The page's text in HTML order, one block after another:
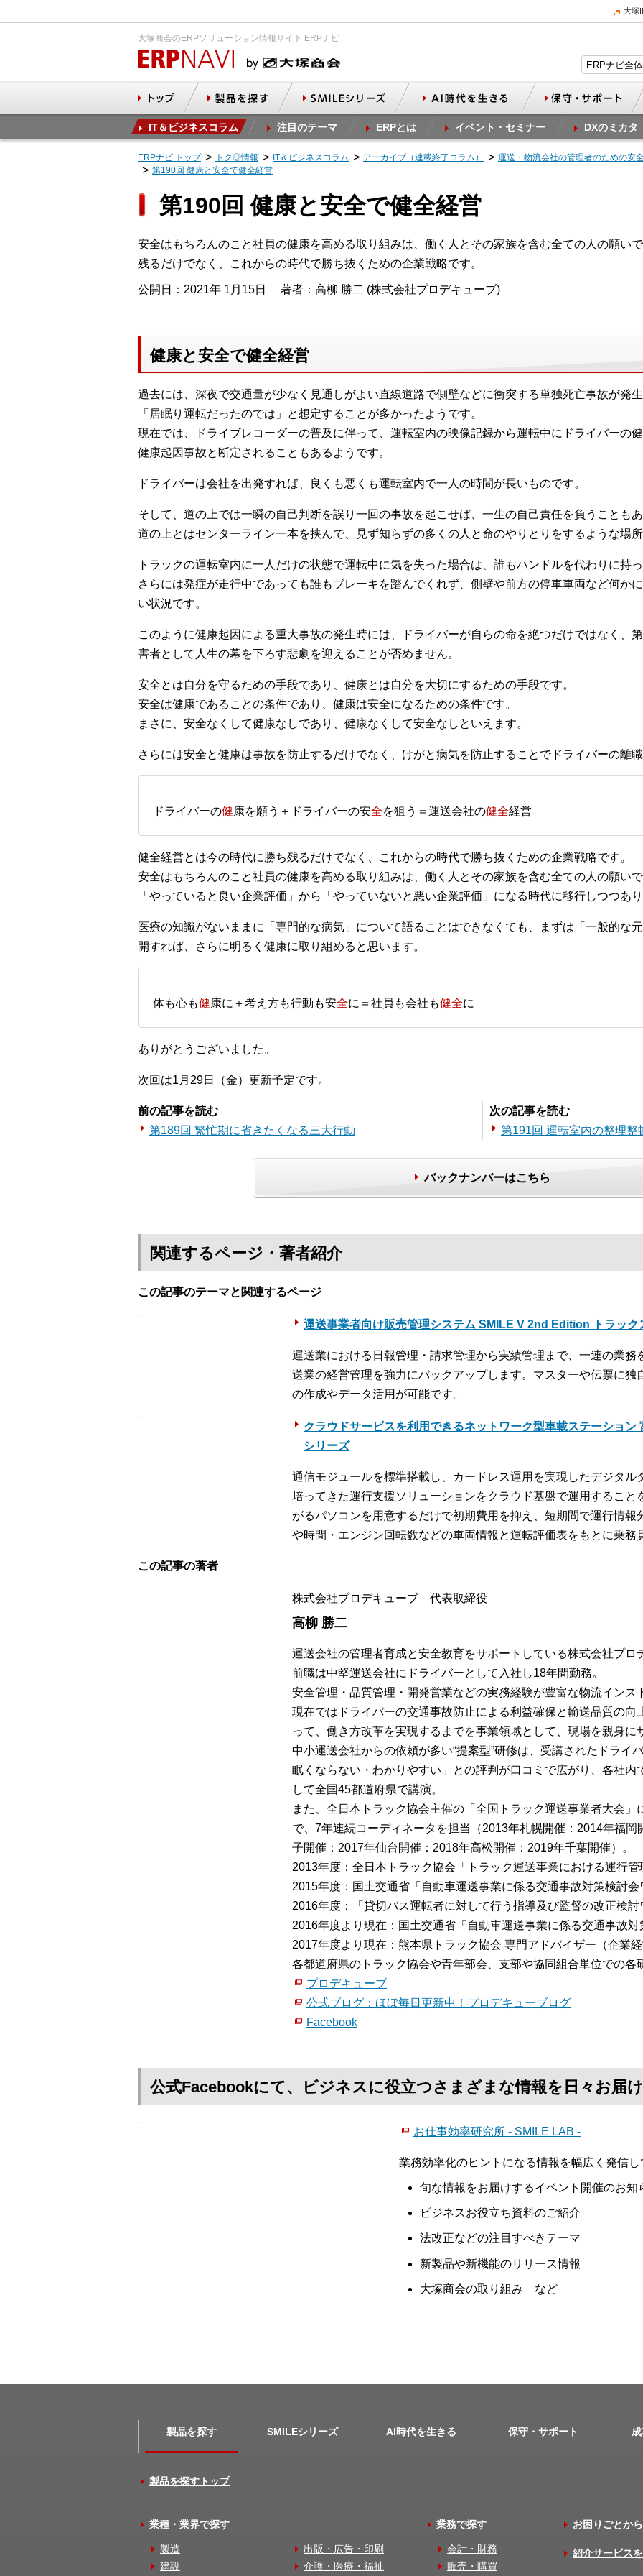
大塚
大塚商会のERPソリューション情報サイト ERPナビ
IT＆ビジネスコラム 注目のテーマ ERPとは イベント・セミナー DXのミカタ
ERPナビ トップ トク◎情報 IT＆ビジネスコラム アーカイブ（連載終了コラム）
運送・物流会社の管理者のための安
第190回 健康と安全で健全経営
第190回 健康と安全で健全経営
安全はもちろんのこと社員の健康を高める取り組みは、働く人とその家族を含む全ての人の願い
残るだけでなく、これからの時代で勝ち抜くための企業戦略です。
公開日：2021年 1月15日 著者：高柳 勝二 (株式会社プロデキューブ)
健康と安全で健全経営
過去には、深夜で交通量が少なく見通しがよい直線道路で側壁などに衝突する単独死亡事故が発
「居眠り運転だったのでは」と想定することが多かったようです。
現在では、ドライブレコーダーの普及に伴って、運転室内の映像記録から運転中にドライバーの
健康起因事故と断定されることもあるようです。
ドライバーは会社を出発すれば、良くも悪くも運転室内で一人の時間が長いものです。
そして、道の上では一瞬の自己判断を誤り一回の事故を起こせば、一生の自己責任を負うこともあ
道の上とはセンターライン一本を挟んで、見ず知らずの多くの人と命のやりとりをするような場所
トラックの運転室内に一人だけの状態で運転中に気を失った場合は、誰もハンドルを代わりに持っ
さらには発症が走行中であっても誰もブレーキを踏んでくれず、側壁や前方の停車車両など何か
い状況です。
このように健康起因による重大事故の発生時には、ドライバーが自らの命を絶つだけではなく、
害者として人生の幕を下ろす悲劇を迎えることが否めません。
安全とは自分を守るための手段であり、健康とは自分を大切にするための手段です。
安全は健康であることの条件であり、健康は安全になるための条件です。
まさに、安全なくして健康なしであり、健康なくして安全なしといえます。
さらには安全と健康は事故を防止するだけでなく、けがと病気を防止することでドライバーの離職
ドライバーの健康を願う＋ドライバーの安全を狙う＝運送会社の健全経営
健全経営とは今の時代に勝ち残るだけでなく、これからの時代で勝ち抜くための企業戦略です。
安全はもちろんのこと社員の健康を高める取り組みは、働く人とその家族を含む全ての人の願い
「やっていると良い企業評価」から「やっていないと悪い企業評価」になる時代に移行しつつあり
医療の知識がないままに「専門的な病気」について語ることはできなくても、まずは「一般的な
開すれば、さらに明るく健康に取り組めると思います。
体も心も健康に＋考え方も行動も安全に＝社員も会社も健全に
ありがとうございました。
次回は1月29日（金）更新予定です。
前の記事を読む
第189回 繁忙期に省きたくなる三大行動
次の記事を読む
第191回 運転室内の整理整
バックナンバーはこちら
関連するページ・著者紹介
この記事のテーマと関連するページ
運送事業者向け販売管理システム SMILE V 2nd Edition トラック
運送業における日報管理・請求管理から実績管理まで、一連の業務
送業の経営管理を強力にバックアップします。マスターや伝票に独
の作成やデータ活用が可能です。
クラウドサービスを利用できるネットワーク型車載ステーション
シリーズ
通信モジュールを標準搭載し、カードレス運用を実現したデジタル
培ってきた運行支援ソリューションをクラウド基盤で運用すること
がるパソコンを用意するだけで初期費用を抑え、短期間で運行情
や時間・エンジン回転数などの車両情報と運転評価表をもとに乗務
この記事の著者
株式会社プロデキューブ 代表取締役
高柳 勝二
運送会社の管理者育成と安全教育をサポートしている株式会社プロ
前職は中堅運送会社にドライバーとして入社し18年間勤務。
安全管理・品質管理・開発営業などの実務経験が豊富な物流インス
現在ではドライバーの交通事故防止による利益確保と輸送品質の向
って、働き方改革を実現するまでを事業領域として、現場を親身に
中小運送会社からの依頼が多い“提案型”研修は、受講されたドライ
眠くならない・わかりやすい」との評判が口コミで広がり、各社内
して全国45都道府県で講演。
また、全日本トラック協会主催の「全国トラック運送事業者大会
で、7年連続コーディネータを担当（2013年札幌開催：2014年福
子開催：2017年仙台開催：2018年高松開催：2019年千葉開催）。
2013年度：全日本トラック協会「トラック運送事業における運行
2015年度：国土交通省「自動車運送事業に係る交通事故対策検討
2016年度：「貸切バス運転者に対して行う指導及び監督の改正検
2016年度より現在：国土交通省「自動車運送事業に係る交通事故対
2017年度より現在：熊本県トラック協会 専門アドバイザー（企業経
各都道府県のトラック協会や青年部会、支部や協同組合単位での各
プロデキューブ
公式ブログ：ほぼ毎日更新中！プロデキューブログ
Facebook
公式Facebookにて、ビジネスに役立つさまざまな情報を日々お届
お仕事効率研究所 - SMILE LAB -
業務効率化のヒントになる情報を幅広く発信し
旬な情報をお届けするイベント開催のお知
ビジネスお役立ち資料のご紹介
法改正などの注目すべきテーマ
新製品や新機能のリリース情報
大塚商会の取り組み など
製品を探す SMILEシリーズ AI時代を生きる 保守・サポート
製品を探すトップ
業種・業界で探す
製造
建設
出版・広告・印刷
介護・医療・福祉
業務で探す
会計・財務
販売・購買
お困りごとか
紹介サービス